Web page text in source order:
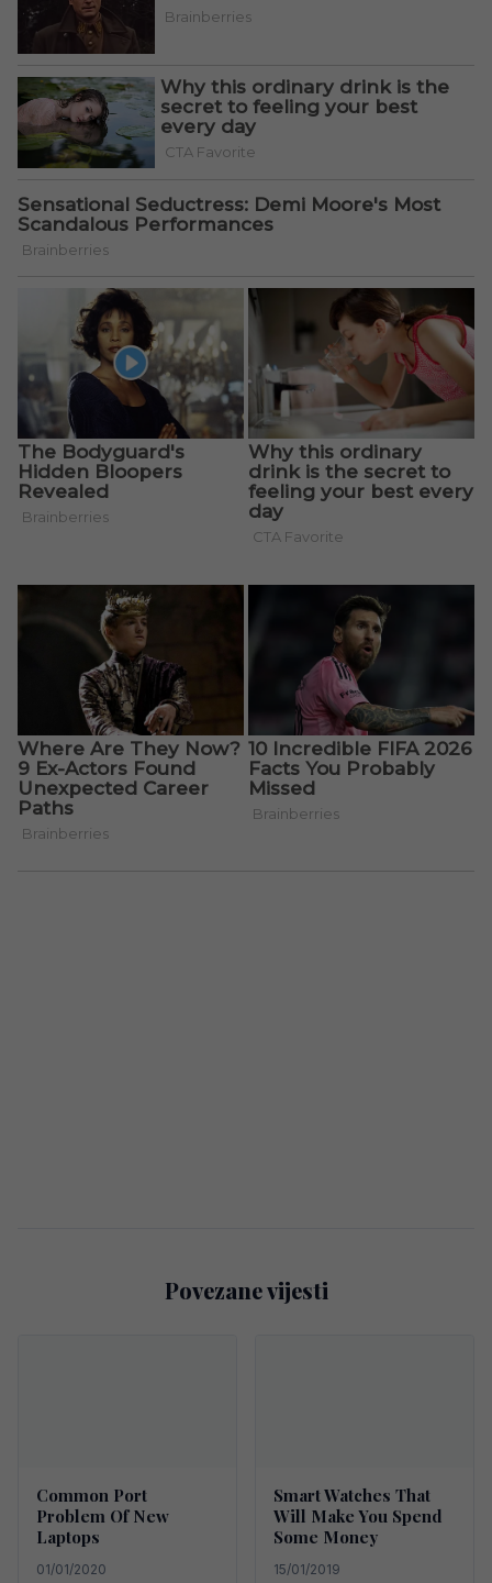
Povezane vijesti
Common Port
Problem Of New
Laptops
01/01/2020
Smart Watches That
Will Make You Spend
Some Money
15/01/2019